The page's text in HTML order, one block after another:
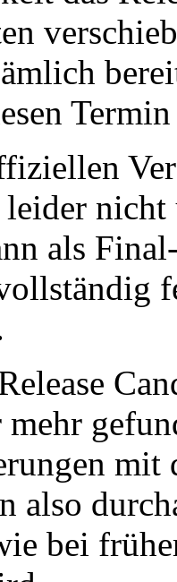
leider
als
mit
also
bei